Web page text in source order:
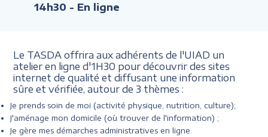
14h30 - En ligne
Le TASDA offrira aux adhérents de l'UIAD un
atelier en ligne d'1H30 pour découvrir des sites
internet de qualité et diffusant une information
sûre et vérifiée, autour de 3 thèmes :
Je prends soin de moi (activité physique, nutrition, culture);
J'aménage mon domicile (où trouver de l'information) ;
Je gère mes démarches administratives en ligne.